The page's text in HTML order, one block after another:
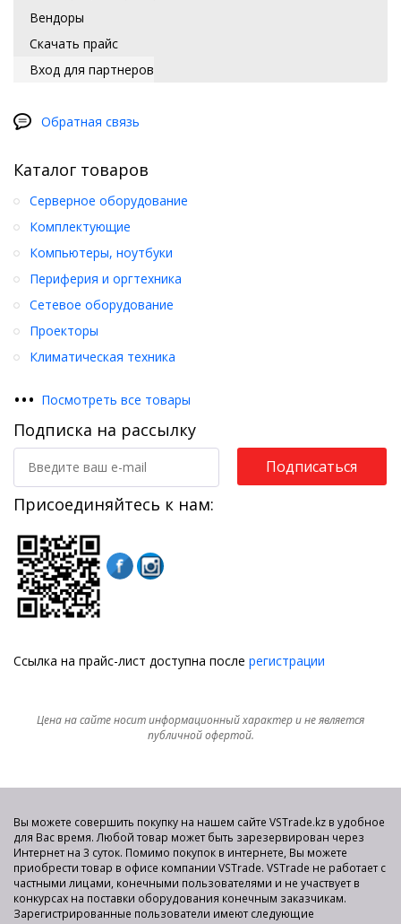
Вендоры
Скачать прайс
Вход для партнеров
Обратная связь
Каталог товаров
Серверное оборудование
Комплектующие
Компьютеры, ноутбуки
Периферия и оргтехника
Сетевое оборудование
Проекторы
Климатическая техника
••• Посмотреть все товары
Подписка на рассылку
Подписаться
Присоединяйтесь к нам:
Ссылка на прайс-лист доступна после регистрации
Цена на сайте носит информационный характер и не является
публичной офертой.
Вы можете совершить покупку на нашем сайте VSTrade.kz в удобное
для Вас время. Любой товар может быть зарезервирован через
Интернет на 3 суток. Помимо покупок в интернете, Вы можете
приобрести товар в офисе компании VSTrade. VSTrade не работает с
частными лицами, конечными пользователями и не участвует в
конкурсах на поставки оборудования конечным заказчикам.
Зарегистрированные пользователи имеют следующие